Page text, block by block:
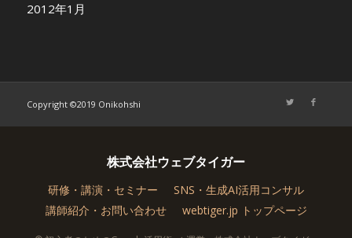
2012年1月
Copyright ©2019 Onikohshi
株式会社ウェブタイガー
研修・講演・セミナー
SNS・生成AI活用コンサル
講師紹介・お問い合わせ
webtiger.jp トップページ